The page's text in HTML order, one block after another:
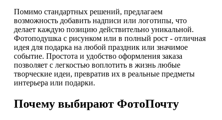
Помимо стандартных решений, предлагаем
возможность добавить надписи или логотипы, что
делает каждую позицию действительно уникальной.
Фотоподушка с рисунком или в полный рост - отличная
идея для подарка на любой праздник или значимое
событие. Простота и удобство оформления заказа
позволяет с легкостью воплотить в жизнь любые
творческие идеи, превратив их в реальные предметы
интерьера или подарки.
Почему выбирают ФотоПочту